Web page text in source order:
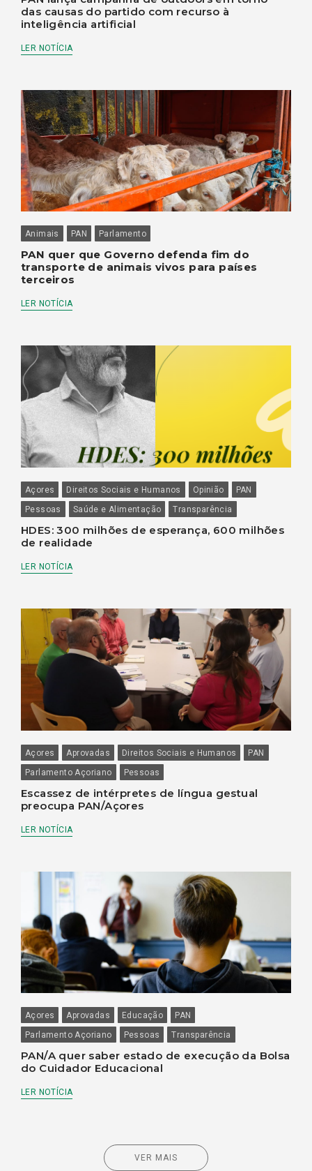
das causas do partido com recurso à
inteligência artificial
LER NOTÍCIA
Animais PAN Parlamento
PAN quer que Governo defenda fim do
transporte de animais vivos para países
terceiros
LER NOTÍCIA
Açores Direitos Sociais e Humanos Opinião
PAN
Pessoas
Saúde e Alimentação Transparência
HDES: 300 milhões de esperança, 600 milhões
de realidade
LER NOTÍCIA
Açores Aprovadas Direitos Sociais e Humanos
PAN
Parlamento Açoriano
Pessoas
Escassez de intérpretes de língua gestual
preocupa PAN/Açores
LER NOTÍCIA
Açores Aprovadas Educação
PAN
Parlamento Açoriano
Pessoas Transparência
PAN/A quer saber estado de execução da Bolsa
do Cuidador Educacional
LER NOTÍCIA
VER MAIS